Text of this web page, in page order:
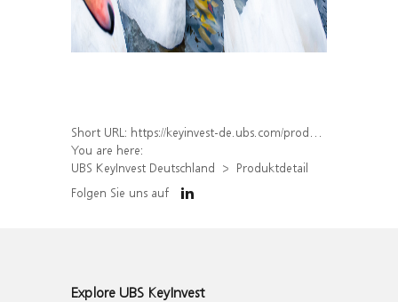
Short URL: https://keyinvest-de.ubs.com/produkt/detail/index/isin/DE000WA6W8N2
You are here:
UBS KeyInvest Deutschland
Produktdetail
Folgen Sie uns auf
Explore UBS KeyInvest